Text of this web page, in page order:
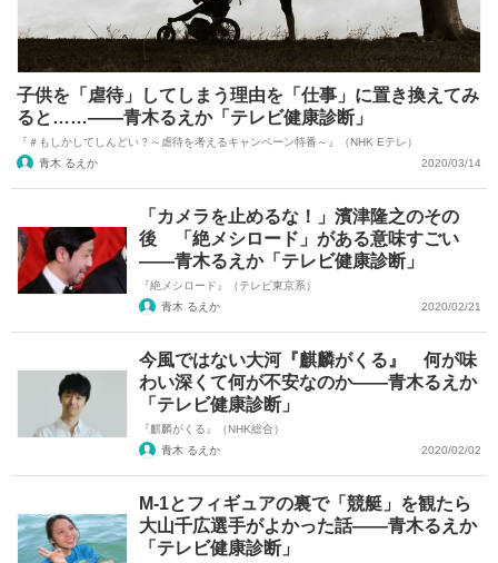
子供を「虐待」してしまう理由を「仕事」に置き換えてみ
ると……――青木るえか「テレビ健康診断」
『＃もしかしてしんどい？～虐待を考えるキャンペーン特番～』（NHK Eテレ）
青木 るえか
2020/03/14
「カメラを止めるな！」濱津隆之のその
後 「絶メシロード」がある意味すごい
――青木るえか「テレビ健康診断」
『絶メシロード』（テレビ東京系）
青木 るえか
2020/02/21
今風ではない大河『麒麟がくる』 何が味
わい深くて何が不安なのか――青木るえか
「テレビ健康診断」
『麒麟がくる』（NHK総合）
青木 るえか
2020/02/02
M-1とフィギュアの裏で「競艇」を観たら
大山千広選手がよかった話――青木るえか
「テレビ健康診断」